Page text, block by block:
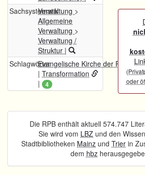
Sachsystematik
Verwaltung >
Allgemeine
Verwaltung >
Verwaltung /
Struktur |
SchlagwörterEvangelische Kirche der Pfalz
| Transformation
|
4
oder
Die RPB enthält aktuell 574.747
Sie wird vom LBZ und den
Stadtbibliotheken Mainz und Trier in
dem hbz